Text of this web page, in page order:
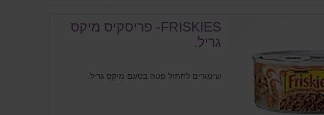
FRISKIES- פריסקיס מיקס
גריל.
שימורים לחתול פטה בטעם מיקס גריל.